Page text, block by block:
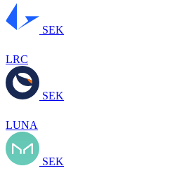
SEK
LRC
SEK
LUNA
SEK